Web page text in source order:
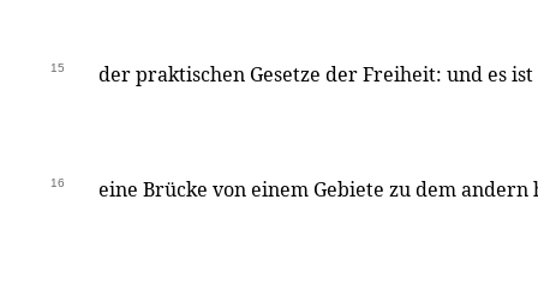
15 der praktischen Gesetze der Freiheit: und es
16 eine Brücke von einem Gebiete zu dem